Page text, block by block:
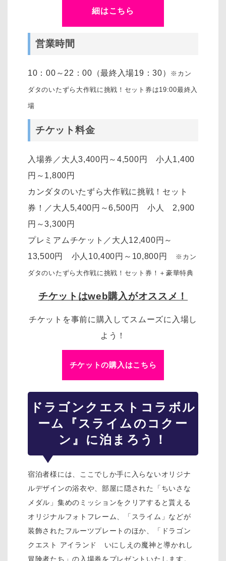
細はこちら
営業時間
10：00～22：00（最終入場19：30） ※カン
ダタのいたずら大作戦に挑戦！セット券は19:00最終入
場
チケット料金
入場券／大人3,400円～4,500円 小人1,400
円～1,800円
カンダタのいたずら大作戦に挑戦！セット
券！／大人5,400円～6,500円 小人 2,900
円～3,300円
プレミアムチケット／大人12,400円～
13,500円 小人10,400円～10,800円
※カン
ダタのいたずら大作戦に挑戦！セット券！＋豪華特典
チケットはweb購入がオススメ！
チケットを事前に購入してスムーズに入場し
よう！
チケットの購入はこちら
ドラゴンクエスト コラボル
ーム『スライムのコクー
ン』に泊まろう！
宿泊者様には、ここでしか手に入らないオリジナ
ルデザインの浴衣や、部屋に隠された「ちいさな
メダル」集めのミッションをクリアすると貰える
オリジナルフォトフレーム、「スライム」などが
装飾されたフルーツプレートのほか、「ドラゴン
クエスト アイランド いにしえの魔神と導かれし
冒険者たち」の入場券をプレゼントいたします。